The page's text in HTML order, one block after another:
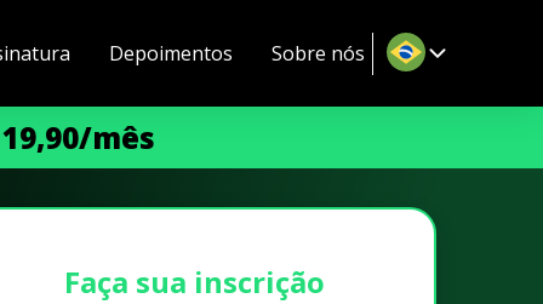
Depoimentos Sobre nós
mês
Faça sua inscrição